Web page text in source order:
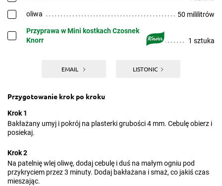
oliwa 50 mililitrów
Przyprawa w Mini kostkach Czosnek
Knorr
1 sztuka
EMAIL LISTONIC
Przygotowanie krok po kroku
Krok 1
Bakłażany umyj i pokrój na plasterki grubości 4 mm. Cebulę obierz i
posiekaj.
Krok 2
Na patelnię wlej oliwę, dodaj cebulę i duś na małym ogniu pod
przykryciem przez 3 minuty. Dodaj bakłażana i smaż, co jakiś czas
mieszając.